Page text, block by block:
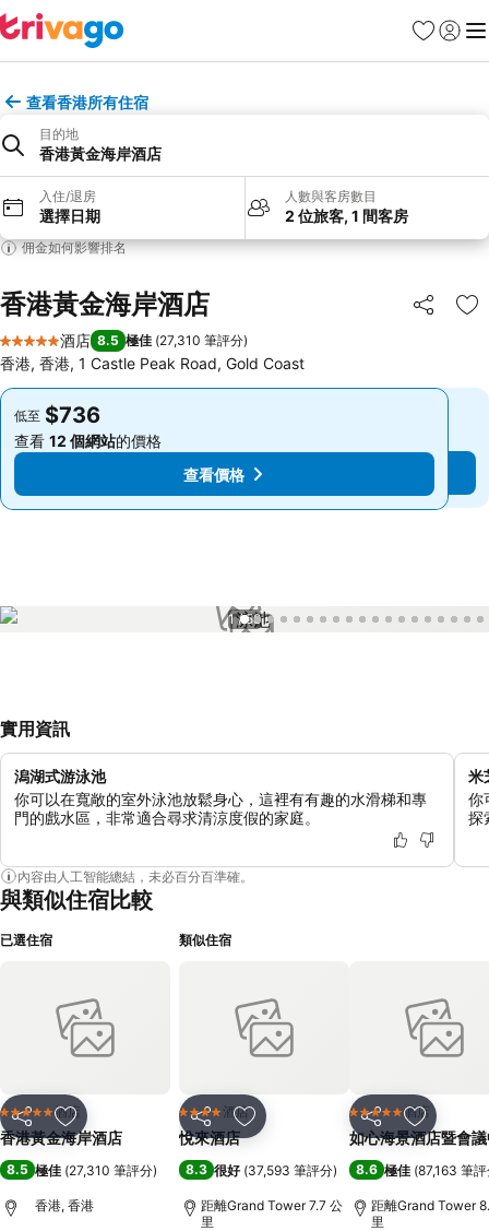
收藏夾
登入 選
查看香港所有住宿
目的地
香港黃金海岸酒店
入住/退房
選擇日期
人數與客房數目
2 位旅客, 1 間客房
佣金如何影響排名
香港黃金海岸酒店 分享
放
5 星級
酒店 8.5 極佳 (27,310 筆評分)
香港, 香港, 1 Castle Peak Road, Gold Coast
低至 $736
查看 12 個網站的價格
查看價格
低至 $736
查看 12 個網站的價格
查看價格
1 / 58
實用資訊
潟湖式游泳池
你可以在寬敞的室外泳池放鬆身心，這裡有有趣的水滑梯和專
門的戲水區，非常適合尋求清涼度假的家庭。
米
你
探
內容由人工智能總結，未必百分百準確。
與類似住宿比較
已選住宿
分享 放到收藏夾
5 星級 酒店
香港黃金海岸酒店
8.5 極佳 (27,310 筆評分)
香港, 香港
類似住宿
分享 放到收藏夾
4 星級 酒店
悅來酒店
8.3 很好 (37,593 筆評分)
距離Grand Tower 7.7 公
里
分享 放到收藏
5 星級 酒店
如心海景酒店暨會
8.6 極佳 (87,163 筆
距離Grand Tower
里